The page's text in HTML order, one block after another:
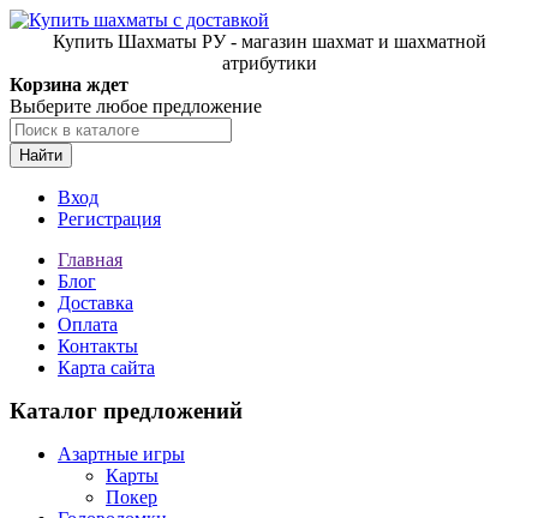
Купить Шахматы РУ - магазин шахмат и шахматной
атрибутики
Корзина ждет
Выберите любое предложение
Найти
Вход
Регистрация
Главная
Блог
Доставка
Оплата
Контакты
Карта сайта
Каталог предложений
Азартные игры
Карты
Покер